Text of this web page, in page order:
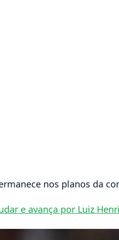
nos planos da
e avança por Luiz